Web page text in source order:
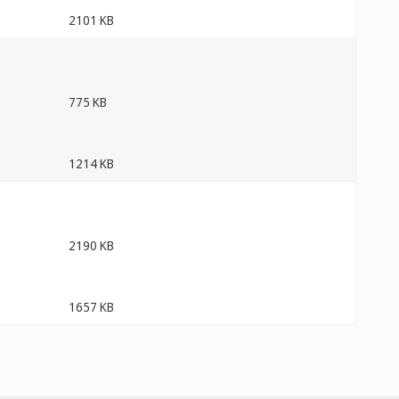
2101 KB
775 KB
1214 KB
2190 KB
1657 KB